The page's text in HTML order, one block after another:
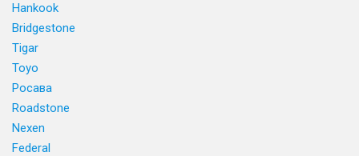
Hankook
Bridgestone
Tigar
Toyo
Росава
Roadstone
Nexen
Federal